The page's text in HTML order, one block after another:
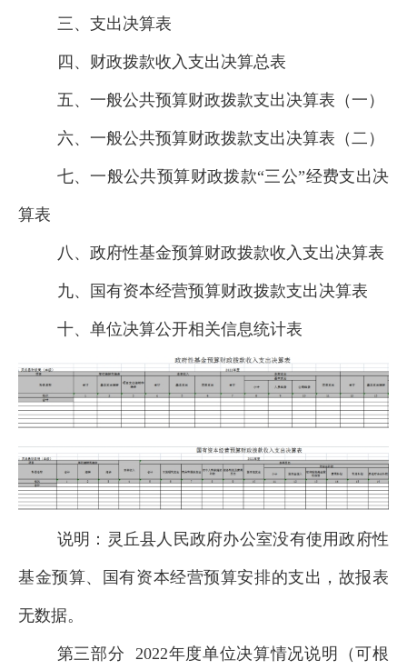
三、支出决算表
四、财政拨款收入支出决算总表
五、一般公共预算财政拨款支出决算表（一）
六、一般公共预算财政拨款支出决算表（二）
七、一般公共预算财政拨款“三公”经费支出决
算表
八、政府性基金预算财政拨款收入支出决算表
九、国有资本经营预算财政拨款支出决算表
十、 单位决算公开相关信息统计表
说明： 灵丘县人民政府办公室没有使用政府性
基金预算、 国有资本经营预算安排的支出，故报表
无数据。
第三部分 2022年度单位决算情况说明（可根